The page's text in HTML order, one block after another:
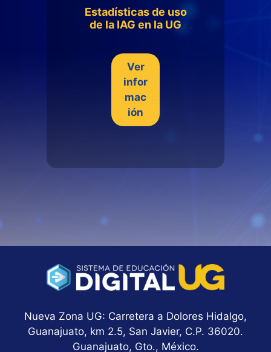
Estadísticas de uso
de la IAG en la UG
Ver
infor
mac
ión
Nueva Zona UG: Carretera a Dolores Hidalgo,
Guanajuato, km 2.5, San Javier, C.P. 36020.
Guanajuato, Gto., México.